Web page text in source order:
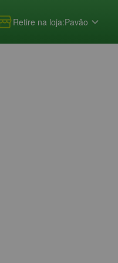
Retire na loja:Pavão